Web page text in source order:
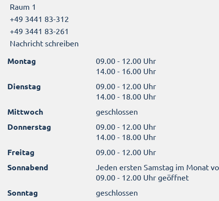
Raum 1
+49 3441 83-312
+49 3441 83-261
Nachricht schreiben
Montag
09.00 - 12.00 Uhr
14.00 - 16.00 Uhr
Dienstag
09.00 - 12.00 Uhr
14.00 - 18.00 Uhr
Mittwoch geschlossen
Donnerstag
09.00 - 12.00 Uhr
14.00 - 18.00 Uhr
Freitag 09.00 - 12.00 Uhr
Sonnabend
Jeden ersten Samstag im Monat
09.00 - 12.00 Uhr geöffnet
Sonntag geschlossen